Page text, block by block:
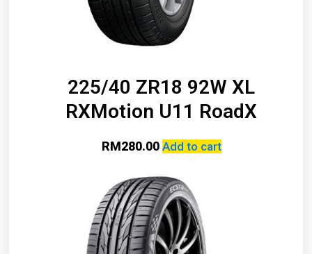
225/40 ZR18 92W XL
RXMotion U11 RoadX
RM280.00 Add to cart